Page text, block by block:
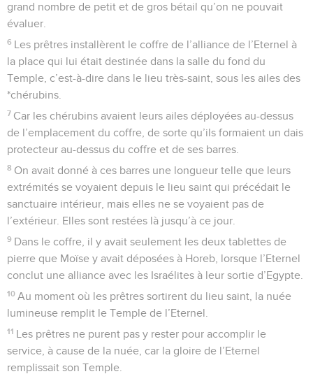
grand nombre de petit et de gros bétail qu’on ne pouvait
évaluer.
6 Les prêtres installèrent le coffre de l’alliance de l’Eternel à
la place qui lui était destinée dans la salle du fond du
Temple, c’est-à-dire dans le lieu très-saint, sous les ailes des
*chérubins.
7 Car les chérubins avaient leurs ailes déployées au-dessus
de l’emplacement du coffre, de sorte qu’ils formaient un dais
protecteur au-dessus du coffre et de ses barres.
8 On avait donné à ces barres une longueur telle que leurs
extrémités se voyaient depuis le lieu saint qui précédait le
sanctuaire intérieur, mais elles ne se voyaient pas de
l’extérieur. Elles sont restées là jusqu’à ce jour.
9 Dans le coffre, il y avait seulement les deux tablettes de
pierre que Moïse y avait déposées à Horeb, lorsque l’Eternel
conclut une alliance avec les Israélites à leur sortie d’Egypte.
10 Au moment où les prêtres sortirent du lieu saint, la nuée
lumineuse remplit le Temple de l’Eternel.
11 Les prêtres ne purent pas y rester pour accomplir le
service, à cause de la nuée, car la gloire de l’Eternel
remplissait son Temple.